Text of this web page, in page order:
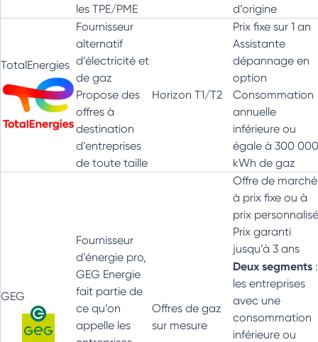
les TPE/PME
d’origine
TotalEnergies
Fournisseur
alternatif
d’électricité et
de gaz
Propose des
offres à
destination
d’entreprises
de toute taille
Horizon T1/T2
Prix fixe sur 1 an
Assistante
dépannage en
option
Consommation
annuelle
inférieure ou
égale à 300 000
kWh de gaz
GEG
Fournisseur
d’énergie pro,
GEG Energie
fait partie de
ce qu’on
appelle les
Offres de gaz
sur mesure
Offre de marché
à prix fixe ou à
prix personnalisé
Prix garanti
jusqu’à 3 ans
Deux segments :
les entreprises
avec une
consommation
inférieure ou